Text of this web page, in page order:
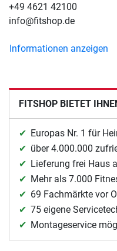
+49 4621 42100
info@fitshop.de
Informationen anzeigen
FITSHOP BIETET
Europas Nr. 1 für
über 4.000.000
Lieferung frei Haus
Mehr als 7.000
69 Fachmärkte vor
75 eigene
Montageservice